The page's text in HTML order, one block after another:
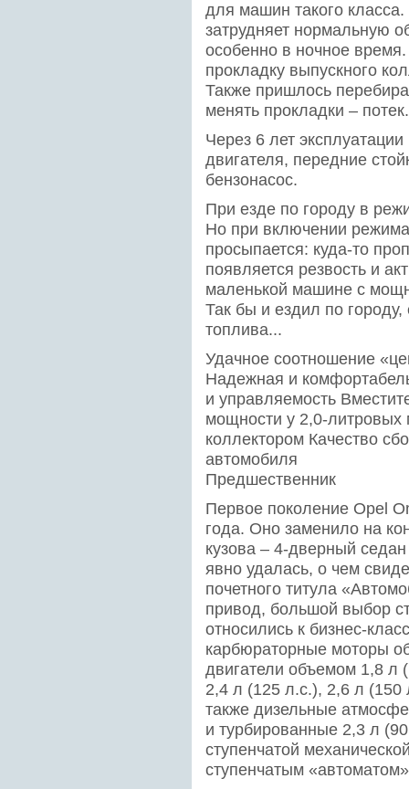
для машин такого
затрудняет нормальную
особенно в ночное
прокладку выпускного
Также пришлось
менять прокладки –
Через 6 лет
двигателя, передние
бензонасос.
При езде по городу в
Но при включении
просыпается: куда-то
появляется резвость и
маленькой машине с
Так бы и ездил по
топлива...
Удачное соотношение
Надежная и
и управляемость
мощности у 2,0-
коллектором Качество
автомобиля
Предшественник
Первое поколение Opel
года. Оно заменило на
кузова – 4-дверный
явно удалась, о чем
почетного титула
привод, большой выбор
относились к бизнес-
карбюраторные моторы
двигатели объемом 1,8 л
2,4 л (125 л.с.), 2,6 л
также дизельные
и турбированные 2,3 л
ступенчатой
ступенчатым